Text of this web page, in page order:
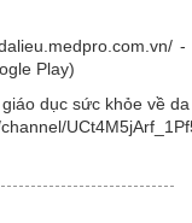
Play)
dục sức khỏe về